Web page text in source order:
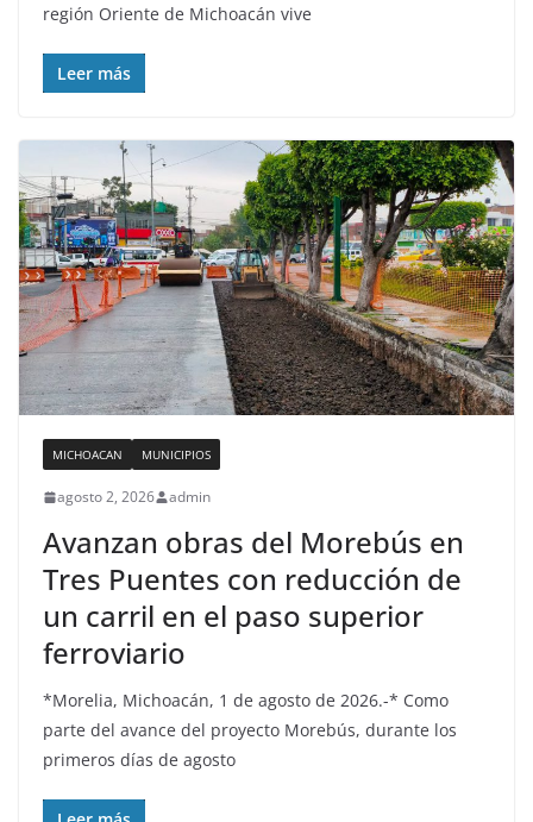
región Oriente de Michoacán vive
Leer más
MICHOACAN MUNICIPIOS
agosto 2, 2026 admin
Avanzan obras del Morebús en
Tres Puentes con reducción de
un carril en el paso superior
ferroviario
*Morelia, Michoacán, 1 de agosto de 2026.-* Como
parte del avance del proyecto Morebús, durante los
primeros días de agosto